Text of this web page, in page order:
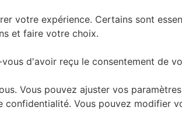
votre expérience. Certains sont
et faire votre choix.
d'avoir reçu le consentement de
Vous pouvez ajuster vos
Vous pouvez modifier